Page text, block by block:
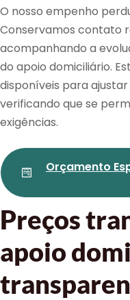
O nosso empenho
Conservamos contato
acompanhando a
do apoio domiciliário.
disponíveis para
verificando que se
exigências.
Orçamento
Preços
apoio